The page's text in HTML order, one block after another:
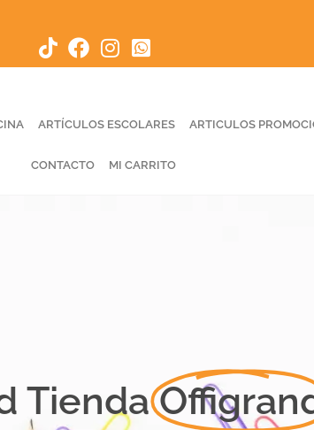
ARTÍCULOS ESCOLARES ARTICULOS
CONTACTO MI CARRITO
Tienda